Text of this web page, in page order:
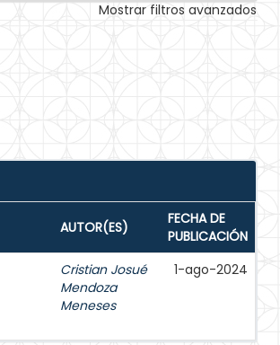
Mostrar filtros avanzados
AUTOR(ES)
FECHA DE
PUBLICACIÓN
Cristian Josué
Mendoza
Meneses
1-ago-2024